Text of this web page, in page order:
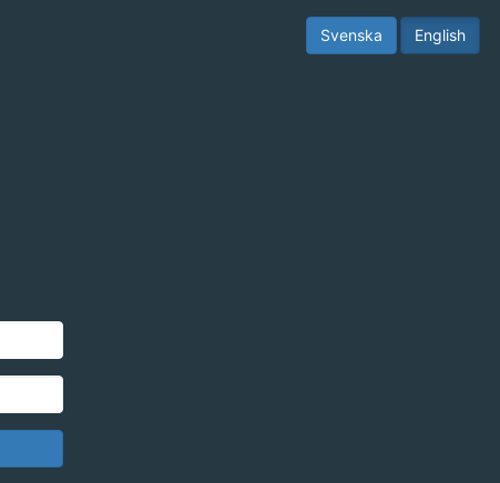
English
Svenska